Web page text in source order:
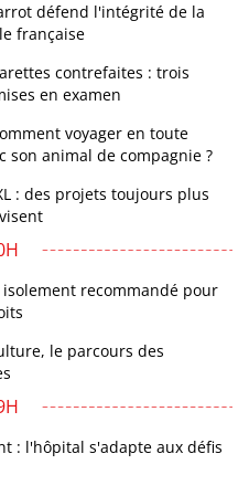
défend l'intégrité de la
française
contrefaites : trois
en examen
voyager en toute
son animal de compagnie ?
: des projets toujours plus
recommandé pour
le parcours des
: l'hôpital s'adapte aux défis